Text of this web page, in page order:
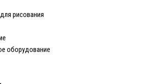
рисования
оборудование